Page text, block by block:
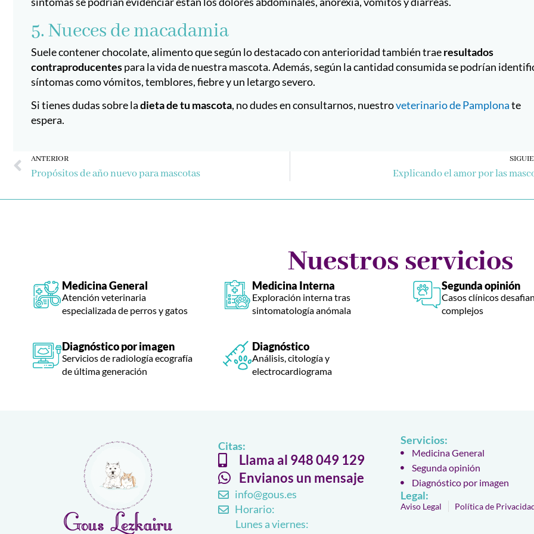
5. Nueces de macadamia
Suele contener chocolate, alimento que según lo destacado con anterioridad también traeresultados
contraproducentespara la vida de nuestra mascota. Además, según la cantidad consumida se podrían
síntomas como vómitos, temblores, fiebre y un letargo severo.
Si tienes dudas sobre ladieta de tu mascota, no dudes en consultarnos, nuestroveterinario de Pamplonate
espera.
Ant
ANTERIOR
Propósitos de año nuevo para mascotas Explicando el amor por las
Nuestros servicios
Medicina General
Atención veterinaria
especializada de perros y gatos
Medicina Interna
Exploración interna tras
sintomatología anómala
Segunda opinión
Casos clínicos
complejos
Diagnóstico por imagen
Servicios de radiología ecografía
de última generación
Diagnóstico
Análisis, citología y
electrocardiograma
Citas:
Llama al 948 049 129
Envianos un mensaje
info@gous.es
Horario:
Lunes a viernes:
Servicios:
Medicina General
Segunda opinión
Diagnóstico por imagen
Legal:
Aviso Legal Política de